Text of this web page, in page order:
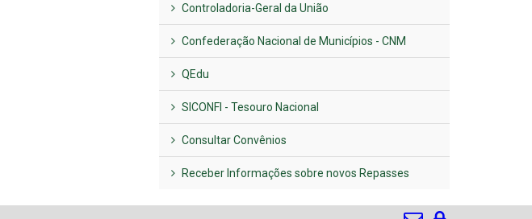
Controladoria-Geral da União
Confederação Nacional de Municípios - CNM
QEdu
SICONFI - Tesouro Nacional
Consultar Convênios
Receber Informações sobre novos Repasses